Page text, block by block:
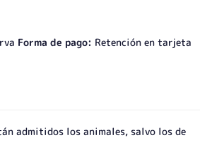
Forma de pago: Retención en tarjeta
admitidos los animales, salvo los de